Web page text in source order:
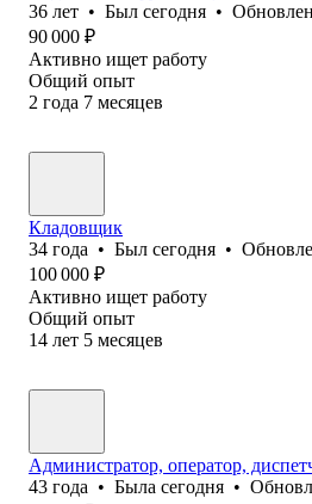
36 лет • Был сегодня •
90 000 ₽
Активно ищет работу
Общий опыт
2 года 7 месяцев
Кладовщик
34 года • Был сегодня •
100 000 ₽
Активно ищет работу
Общий опыт
14 лет 5 месяцев
Администратор, оператор,
43 года • Была сегодня •